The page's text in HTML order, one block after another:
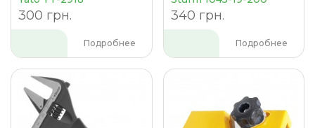
300 грн.
Подробнее
340 грн.
Подробнее